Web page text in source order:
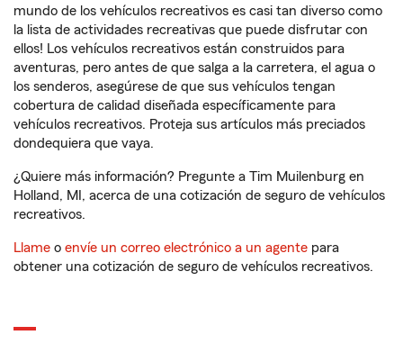
mundo de los vehículos recreativos es casi tan diverso como
la lista de actividades recreativas que puede disfrutar con
ellos! Los vehículos recreativos están construidos para
aventuras, pero antes de que salga a la carretera, el agua o
los senderos, asegúrese de que sus vehículos tengan
cobertura de calidad diseñada específicamente para
vehículos recreativos. Proteja sus artículos más preciados
dondequiera que vaya.
¿Quiere más información? Pregunte a Tim Muilenburg en
Holland, MI, acerca de una cotización de seguro de vehículos
recreativos.
Llame o envíe un correo electrónico a un agente para
obtener una cotización de seguro de vehículos recreativos.